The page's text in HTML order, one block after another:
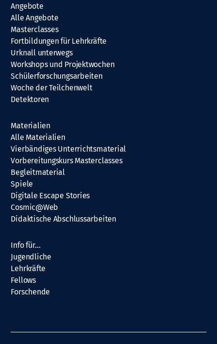
Angebote
Alle Angebote
Masterclasses
Fortbildungen für Lehrkräfte
Urknall unterwegs
Workshops und Projektwochen
Schülerforschungsarbeiten
Woche der Teilchenwelt
Detektoren
Materialien
Alle Materialien
Vierbändiges Unterrichtsmaterial
Vorbereitungskurs Masterclasses
Begleitmaterial
Spiele
Digitale Escape Stories
Cosmic@Web
Didaktische Abschlussarbeiten
Info für…
Jugendliche
Lehrkräfte
Fellows
Forschende